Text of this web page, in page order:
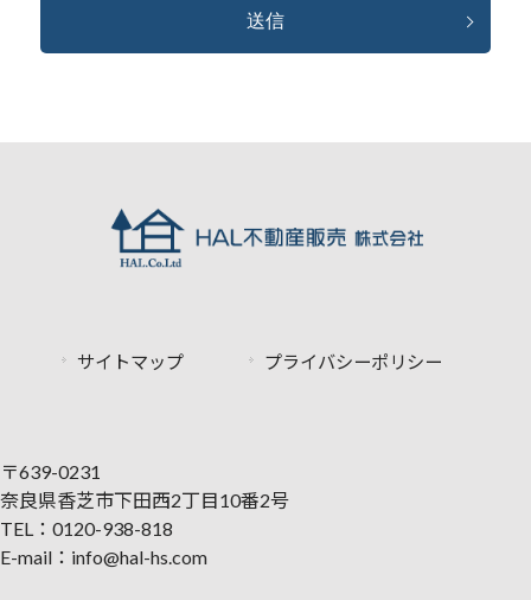
サイトマップ プライバシーポリシー
〒639-0231
奈良県香芝市下田西2丁目10番2号
TEL：0120-938-818
E-mail：info@hal-hs.com